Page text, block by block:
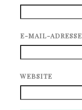
E-MAIL-ADRESSE
WEBSITE